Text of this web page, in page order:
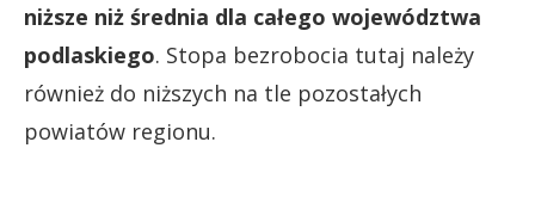
niższe niż średnia dla całego województwa
podlaskiego. Stopa bezrobocia tutaj należy
również do niższych na tle pozostałych
powiatów regionu.